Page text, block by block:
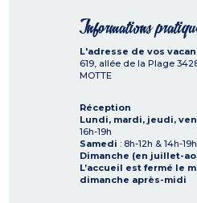
Informations
L'adresse de vos
619, allée de la Plage
MOTTE
Réception
Lundi, mardi, jeudi,
16h-19h
Samedi : 8h-12h & 14h-19h
Dimanche (en juillet-
L’accueil est fermé le
dimanche après-midi